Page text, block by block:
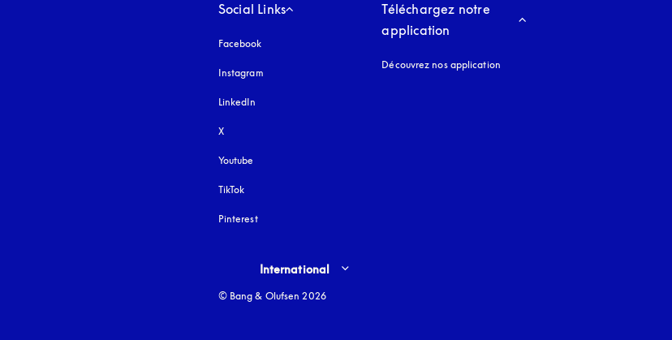
Social Links
Facebook
Instagram
LinkedIn
X
Youtube
TikTok
Pinterest
Téléchargez notre
application
Découvrez nos application
Select country and language
International
© Bang & Olufsen 2026